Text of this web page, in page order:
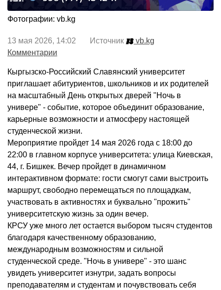
Фотографии: vb.kg
13 мая 2026, 14:02 Источник
vb.kg
Комментарии
Кыргызско-Российский Славянский университет
приглашает абитуриентов, школьников и их родителей
на масштабный День открытых дверей "Ночь в
универе" - событие, которое объединит образование,
карьерные возможности и атмосферу настоящей
студенческой жизни.
Мероприятие пройдет 14 мая 2026 года с 18:00 до
22:00 в главном корпусе университета: улица Киевская,
44, г. Бишкек. Вечер пройдет в динамичном
интерактивном формате: гости смогут сами выстроить
маршрут, свободно перемещаться по площадкам,
участвовать в активностях и буквально "прожить"
университетскую жизнь за один вечер.
КРСУ уже много лет остается выбором тысяч студентов
благодаря качественному образованию,
международным возможностям и сильной
студенческой среде. "Ночь в универе" - это шанс
увидеть университет изнутри, задать вопросы
преподавателям и студентам и почувствовать себя